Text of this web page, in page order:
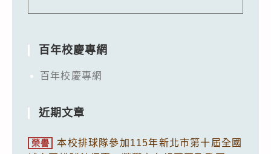
百年校慶專網
百年校慶專網
近期文章
榮譽
本校排球隊參加115年新北市第十屆全國